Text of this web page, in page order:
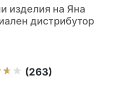
изделия на Яна
дистрибутор
(263)